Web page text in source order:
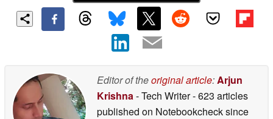
Editor of theoriginal article: Arjun
Krishna - Tech Writer- 623 articles
published on Notebookchecksince